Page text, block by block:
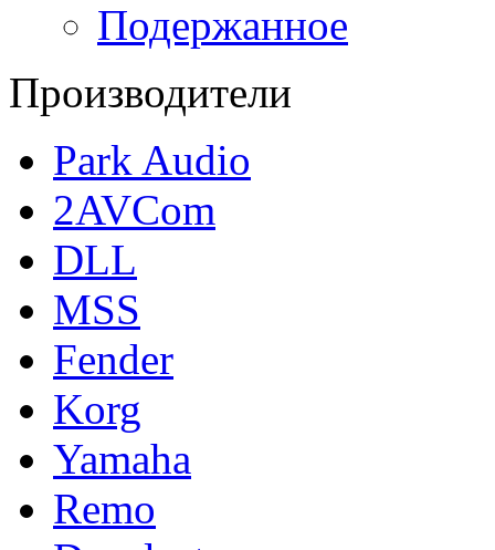
Подержанное
Производители
Park Audio
2AVCom
DLL
MSS
Fender
Korg
Yamaha
Remo